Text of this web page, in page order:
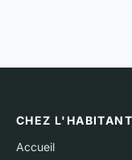
CHEZ L'HABITANT
Accueil